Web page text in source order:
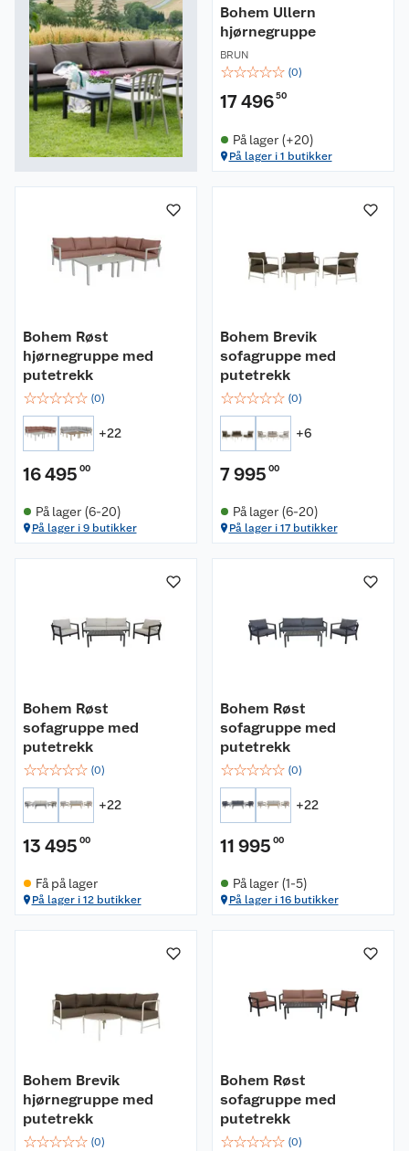
Bohem Ullern
hjørnegruppe
BRUN
☆☆☆☆☆ (0)
17 49650
På lager (+20)
På lager i 1 butikker
Bohem Røst
hjørnegruppe med
putetrekk
☆☆☆☆☆ (0)
+22
16 495 00
På lager (6-20)
På lager i 9 butikker
Bohem Brevik
sofagruppe med
putetrekk
☆☆☆☆☆ (0)
+6
7 995 00
På lager (6-20)
På lager i 17 butikker
Bohem Røst
sofagruppe med
putetrekk
☆☆☆☆☆ (0)
+22
13 495 00
Få på lager
På lager i 12 butikker
Bohem Røst
sofagruppe med
putetrekk
☆☆☆☆☆ (0)
+22
11 995 00
På lager (1-5)
På lager i 16 butikker
Bohem Brevik
hjørnegruppe med
putetrekk
☆☆☆☆☆ (0)
Bohem Røst
sofagruppe med
putetrekk
☆☆☆☆☆ (0)